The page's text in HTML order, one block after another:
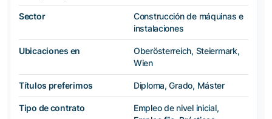
Sector
Construcción de máquinas e
instalaciones
Ubicaciones en
Oberösterreich, Steiermark,
Wien
Títulos preferimos Diploma, Grado, Máster
Tipo de contrato
Empleo de nivel inicial,